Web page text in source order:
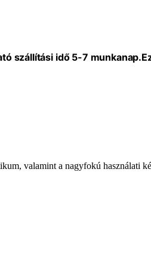
szállítási idő 5-7 munkanap.
valamint a nagyfokú használati